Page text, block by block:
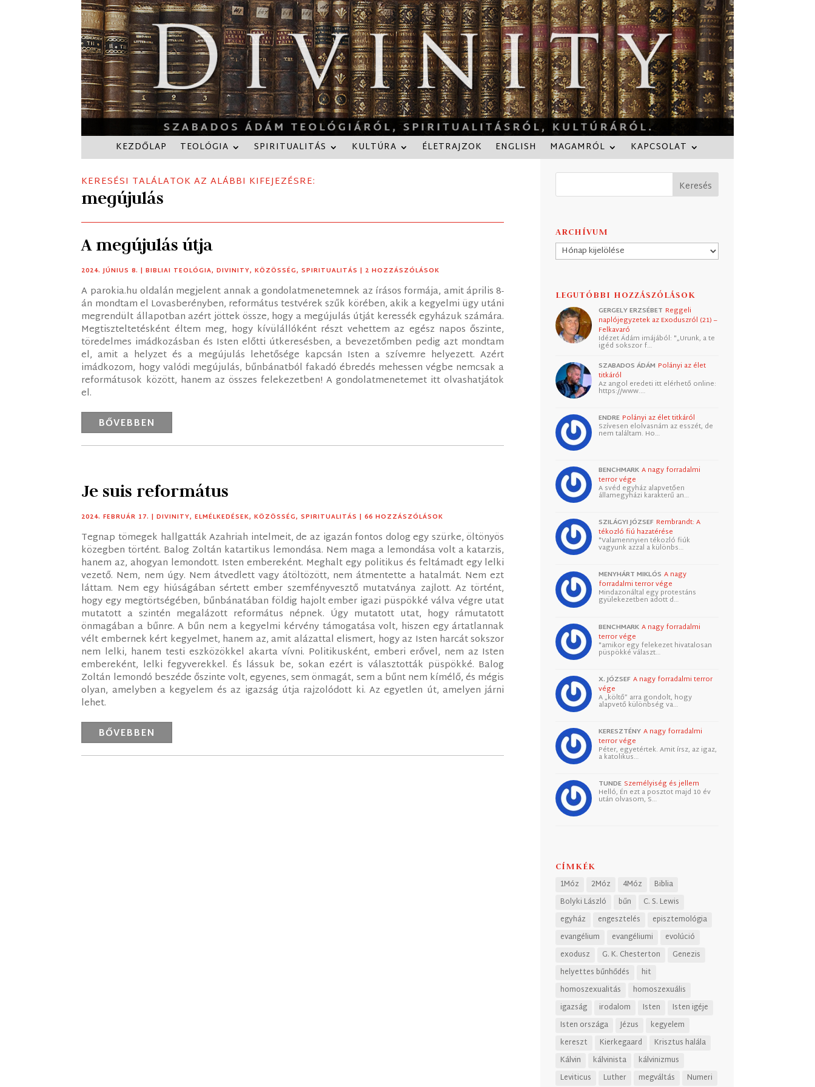
KEZDŐLAP TEOLÓGIA SPIRITUALITÁS KULTÚRA ÉLETRAJZOK ENGLISH MAGAMRÓL KAPCSOLAT
KERESÉSI TALÁLATOK AZ ALÁBBI KIFEJEZÉSRE:
megújulás
A megújulás útja
2024. JÚNIUS 8. |BIBLIAI TEOLÓGIA,DIVINITY,KÖZÖSSÉG,SPIRITUALITÁS | 2 HOZZÁSZÓLÁSOK
A parokia.hu oldalán megjelent annak a gondolatmenetemnek az írásos formája, amit április 8-
án mondtam el Lovasberényben, református testvérek szűk körében, akik a kegyelmi ügy utáni
megrendült állapotban azért jöttek össze, hogy a megújulás útját keressék egyházuk számára.
Megtiszteltetésként éltem meg, hogy kívülállóként részt vehettem az egész napos őszinte,
töredelmes imádkozásban és Isten előtti útkeresésben, a bevezetőmben pedig azt mondtam
el, amit a helyzet és a megújulás lehetősége kapcsán Isten a szívemre helyezett. Azért
imádkozom, hogy valódi megújulás, bűnbánatból fakadó ébredés mehessen végbe nemcsak a
reformátusok között, hanem az összes felekezetben! A gondolatmenetemet itt olvashatjátok
el.
BŐVEBBEN
Je suis református
2024. FEBRUÁR 17. |DIVINITY,ELMÉLKEDÉSEK,KÖZÖSSÉG,SPIRITUALITÁS | 66 HOZZÁSZÓLÁSOK
Tegnap tömegek hallgatták Azahriah intelmeit, de az igazán fontos dolog egy szürke, öltönyös
közegben történt. Balog Zoltán katartikus lemondása. Nem maga a lemondása volt a katarzis,
hanem az, ahogyan lemondott. Isten embereként. Meghalt egy politikus és feltámadt egy lelki
vezető. Nem, nem úgy. Nem átvedlett vagy átöltözött, nem átmentette a hatalmát. Nem ezt
láttam. Nem egy hiúságában sértett ember szemfényvesztő mutatványa zajlott. Az történt,
hogy egy megtörtségében, bűnbánatában földig hajolt ember igazi püspökké válva végre utat
mutatott a szintén megalázott református népnek. Úgy mutatott utat, hogy rámutatott
önmagában a bűnre. A bűn nem a kegyelmi kérvény támogatása volt, hiszen egy ártatlannak
vélt embernek kért kegyelmet, hanem az, amit alázattal elismert, hogy az Isten harcát sokszor
nem lelki, hanem testi eszközökkel akarta vívni. Politikusként, emberi erővel, nem az Isten
embereként, lelki fegyverekkel. És lássuk be, sokan ezért is választották püspökké. Balog
Zoltán lemondó beszéde őszinte volt, egyenes, sem önmagát, sem a bűnt nem kímélő, és mégis
olyan, amelyben a kegyelem és az igazság útja rajzolódott ki. Az egyetlen út, amelyen járni
lehet.
BŐVEBBEN
ARCHÍVUM
Archívum
LEGUTÓBBI HOZZÁSZÓLÁSOK
GERGELY ERZSÉBET Reggeli
naplójegyzetek az Exoduszról (21) –
Felkavaró
Idézet Ádám imájából: "„Urunk, a te
igéd sokszor f…
SZABADOS ÁDÁM Polányi az élet
titkáról
Az angol eredeti itt elérhető online:
https://www.…
ENDRE Polányi az élet titkáról
Szívesen elolvasnám az esszét, de
nem találtam. Ho…
BENCHMARK A nagy forradalmi
terror vége
A svéd egyház alapvetően
államegyházi karakterű an…
SZILÁGYI JÓZSEF Rembrandt: A
tékozló fiú hazatérése
"Valamennyien tékozló fiúk
vagyunk azzal a különbs…
MENYHÁRT MIKLÓS A nagy
forradalmi terror vége
Mindazonáltal egy protestáns
gyülekezetben adott d…
BENCHMARK A nagy forradalmi
terror vége
"amikor egy felekezet hivatalosan
püspökké választ…
X. JÓZSEF A nagy forradalmi terror
vége
A „költő” arra gondolt, hogy
alapvető különbség va…
KERESZTÉNY A nagy forradalmi
terror vége
Péter, egyetértek. Amit írsz, az igaz,
a katolikus…
TUNDE Személyiség és jellem
Helló, Én ezt a posztot majd 10 év
után olvasom, S…
CÍMKÉK
1Móz 2Móz 4Móz
Biblia
Bolyki László
bűn
C. S. Lewis
egyház
engesztelés
episztemológia
evangélium
evangéliumi
evolúció
exodusz
G. K. Chesterton
Genezis
helyettes bűnhődés
hit
homoszexualitás
homoszexuális
igazság
irodalom Isten
Isten igéje
Isten országa
Jézus
kegyelem
kereszt
Kierkegaard
Krisztus halála
Kálvin
kálvinista
kálvinizmus
Leviticus
Luther megváltás Numeri